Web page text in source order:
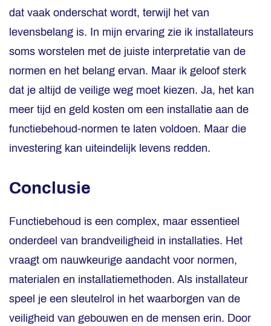
dat vaak onderschat wordt, terwijl het van
levensbelang is. In mijn ervaring zie ik installateurs
soms worstelen met de juiste interpretatie van de
normen en het belang ervan. Maar ik geloof sterk
dat je altijd de veilige weg moet kiezen. Ja, het kan
meer tijd en geld kosten om een installatie aan de
functiebehoud-normen te laten voldoen. Maar die
investering kan uiteindelijk levens redden.
Conclusie
Functiebehoud is een complex, maar essentieel
onderdeel van brandveiligheid in installaties. Het
vraagt om nauwkeurige aandacht voor normen,
materialen en installatiemethoden. Als installateur
speel je een sleutelrol in het waarborgen van de
veiligheid van gebouwen en de mensen erin. Door